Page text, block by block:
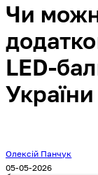
Чи
LED-
Олексій Панчук
05-05-2026